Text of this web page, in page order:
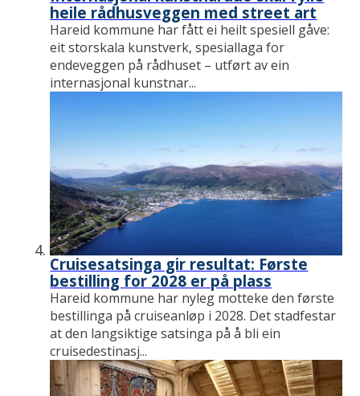
heile rådhusveggen med street art
Hareid kommune har fått ei heilt spesiell gåve:
eit storskala kunstverk, spesiallaga for
endeveggen på rådhuset – utført av ein
internasjonal kunstnar...
Cruisesatsinga gir resultat: Første
bestilling for 2028 er på plass
Hareid kommune har nyleg motteke den første
bestillinga på cruiseanløp i 2028. Det stadfestar
at den langsiktige satsinga på å bli ein
cruisedestinasj...